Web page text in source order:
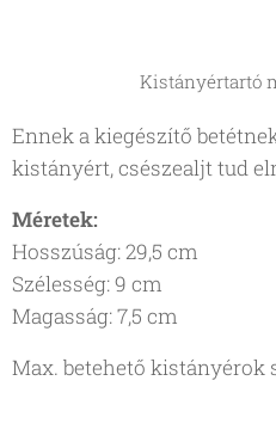
Kistányértartó
Ennek a kiegészítő
kistányért, csészealjt tud
Méretek:
Hosszúság: 29,5 cm
Szélesség: 9 cm
Magasság: 7,5 cm
Max. betehető kistányérok